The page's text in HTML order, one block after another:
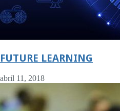
FUTURE LEARNING
abril 11, 2018